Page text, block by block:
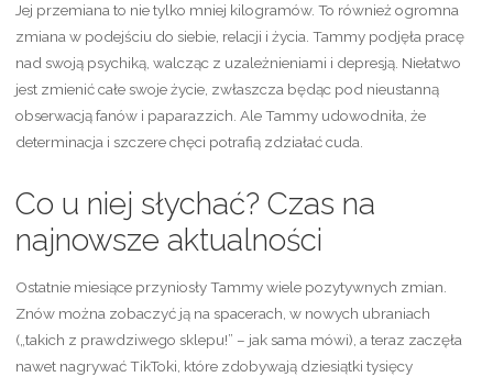
Jej przemiana to nie tylko mniej kilogramów. To również ogromna
zmiana w podejściu do siebie, relacji i życia. Tammy podjęła pracę
nad swoją psychiką, walcząc z uzależnieniami i depresją. Niełatwo
jest zmienić całe swoje życie, zwłaszcza będąc pod nieustanną
obserwacją fanów i paparazzich. Ale Tammy udowodniła, że
determinacja i szczere chęci potrafią zdziałać cuda.
Co u niej słychać? Czas na
najnowsze aktualności
Ostatnie miesiące przyniosły Tammy wiele pozytywnych zmian.
Znów można zobaczyć ją na spacerach, w nowych ubraniach
(„takich z prawdziwego sklepu!” – jak sama mówi), a teraz zaczęła
nawet nagrywać TikToki, które zdobywają dziesiątki tysięcy